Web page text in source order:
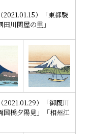
2021.01.15）「東都駿
田川関屋の里」
2021.01.29）「御厩川
国橋夕陽見」「相州江